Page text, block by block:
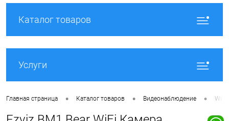
Каталог товаров
Услуги
Главная страница • Каталог товаров • Видеонаблюдение • Wi-